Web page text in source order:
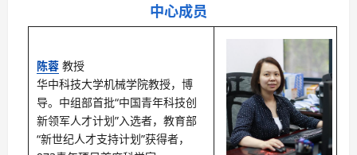
中心成员
陈蓉 教授
华中科技大学机械学院教授，博
导。中组部首批“中国青年科技创
新领军人才计划”入选者，教育部
“新世纪人才支持计划”获得者，